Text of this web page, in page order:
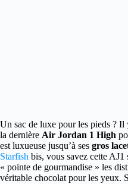
Un sac de luxe pour les pieds ? Il
la dernière Air Jordan 1 High
est luxueuse jusqu’à ses gros
Starfish bis, vous savez cette
« pointe de gourmandise » les
véritable chocolat pour les yeux.